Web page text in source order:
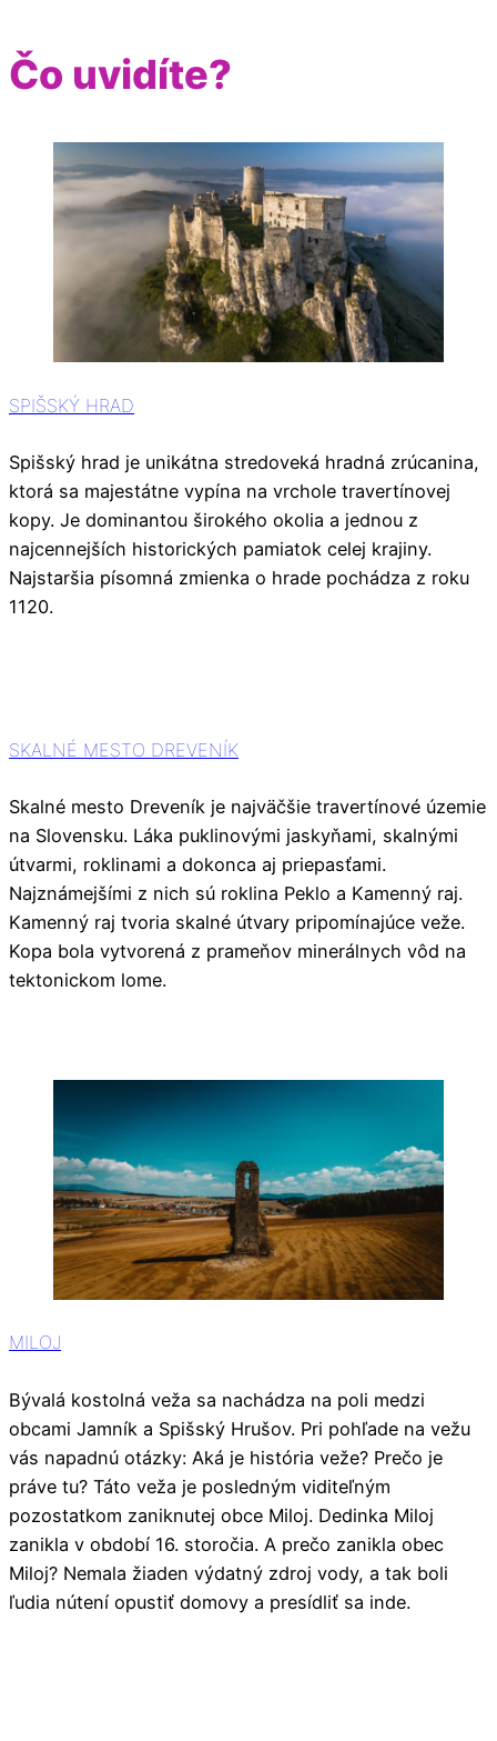
Čo uvidíte?
SPIŠSKÝ HRAD
Spišský hrad je unikátna stredoveká hradná zrúcanina,
ktorá sa majestátne vypína na vrchole travertínovej
kopy. Je dominantou širokého okolia a jednou z
najcennejších historických pamiatok celej krajiny.
Najstaršia písomná zmienka o hrade pochádza z roku
1120.
SKALNÉ MESTO DREVENÍK
Skalné mesto Dreveník je najväčšie travertínové územie
na Slovensku. Láka puklinovými jaskyňami, skalnými
útvarmi, roklinami a dokonca aj priepasťami.
Najznámejšími z nich sú roklina Peklo a Kamenný raj.
Kamenný raj tvoria skalné útvary pripomínajúce veže.
Kopa bola vytvorená z prameňov minerálnych vôd na
tektonickom lome.
MILOJ
Bývalá kostolná veža sa nachádza na poli medzi
obcami Jamník a Spišský Hrušov. Pri pohľade na vežu
vás napadnú otázky: Aká je história veže? Prečo je
práve tu? Táto veža je posledným viditeľným
pozostatkom zaniknutej obce Miloj. Dedinka Miloj
zanikla v období 16. storočia. A prečo zanikla obec
Miloj? Nemala žiaden výdatný zdroj vody, a tak boli
ľudia nútení opustiť domovy a presídliť sa inde.